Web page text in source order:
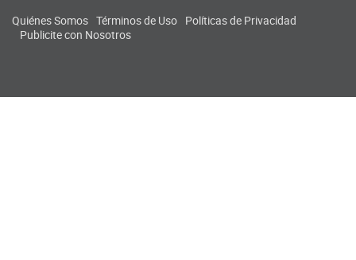
Quiénes Somos Términos de Uso Políticas de Privacidad
Publicite con Nosotros